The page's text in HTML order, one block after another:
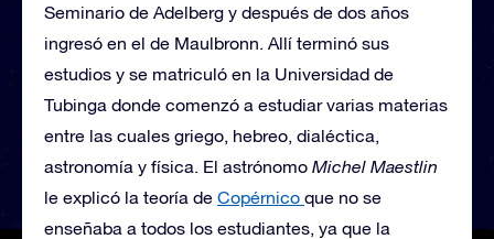
Seminario de Adelberg y después de dos años
ingresó en el de Maulbronn. Allí terminó sus
estudios y se matriculó en la Universidad de
Tubinga donde comenzó a estudiar varias materias
entre las cuales griego, hebreo, dialéctica,
astronomía y física. El astrónomo Michel Maestlin
le explicó la teoría de Copérnico que no se
enseñaba a todos los estudiantes, ya que la